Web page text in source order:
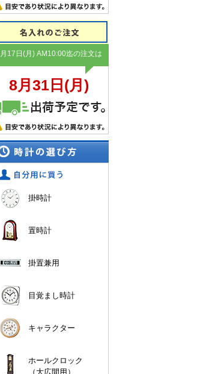
掛時計
置時計
掛置兼用
目覚まし時計
キャラクター
ホールクロック
（大広間用）